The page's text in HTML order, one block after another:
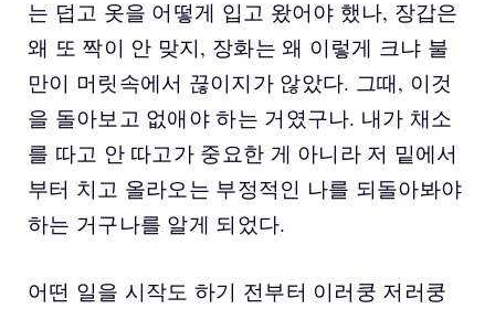
는 덥고 옷을 어떻게 입고 왔어야 했나, 장갑은
왜 또 짝이 안 맞지, 장화는 왜 이렇게 크냐 불
만이 머릿속에서 끊이지가 않았다. 그때, 이것
을 돌아보고 없애야 하는 거였구나. 내가 채소
를 따고 안 따고가 중요한 게 아니라 저 밑에서
부터 치고 올라오는 부정적인 나를 되돌아봐야
하는 거구나를 알게 되었다.
어떤 일을 시작도 하기 전부터 이러쿵 저러쿵